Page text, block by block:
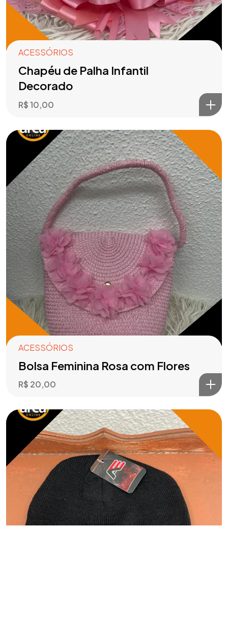
ACESSÓRIOS
Chapéu de Palha Infantil
Decorado
R$10,00
ACESSÓRIOS
Bolsa Feminina Rosa com Flores
R$ 20,00